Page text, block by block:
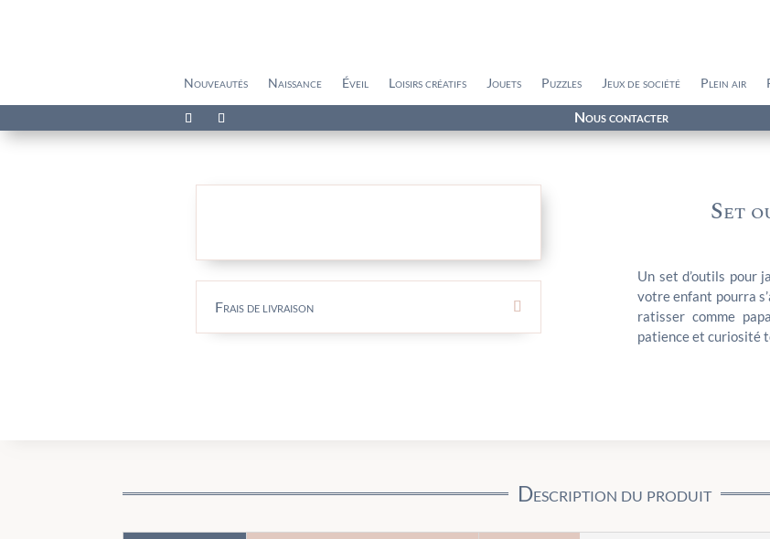
Nouveautés Naissance Éveil Loisirs créatifs Jouets Puzzles Jeux de société Plein air
Nous contacter
Frais de livraison
Set
Un set d’outils pour
votre enfant pourra
ratisser comme
patience et curiosité
Description du produit